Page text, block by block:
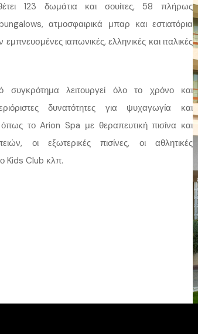
123 δωμάτια και σουίτες, 58 πλήρως
ατμοσφαιρικά μπαρ και εστιατόρια
ιαπωνικές, ελληνικές και ιταλικές
συγκρότημα λειτουργεί όλο το χρόνο και
δυνατότητες για ψυχαγωγία και
το Arion Spa με θεραπευτική πισίνα και
οι εξωτερικές πισίνες, οι αθλητικές
Kids Club κλπ.